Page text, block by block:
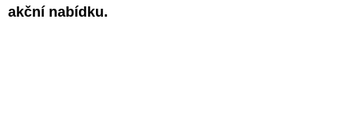
akční nabídku.